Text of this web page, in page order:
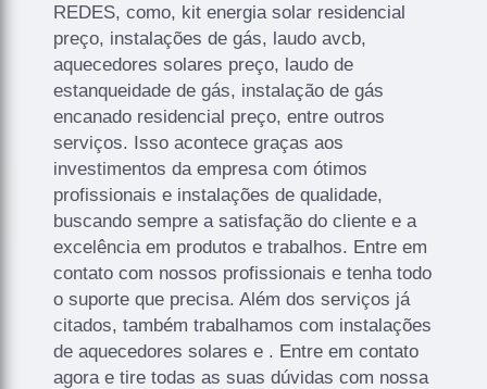
REDES, como, kit energia solar residencial
preço, instalações de gás, laudo avcb,
aquecedores solares preço, laudo de
estanqueidade de gás, instalação de gás
encanado residencial preço, entre outros
serviços. Isso acontece graças aos
investimentos da empresa com ótimos
profissionais e instalações de qualidade,
buscando sempre a satisfação do cliente e a
excelência em produtos e trabalhos. Entre em
contato com nossos profissionais e tenha todo
o suporte que precisa. Além dos serviços já
citados, também trabalhamos com instalações
de aquecedores solares e . Entre em contato
agora e tire todas as suas dúvidas com nossa